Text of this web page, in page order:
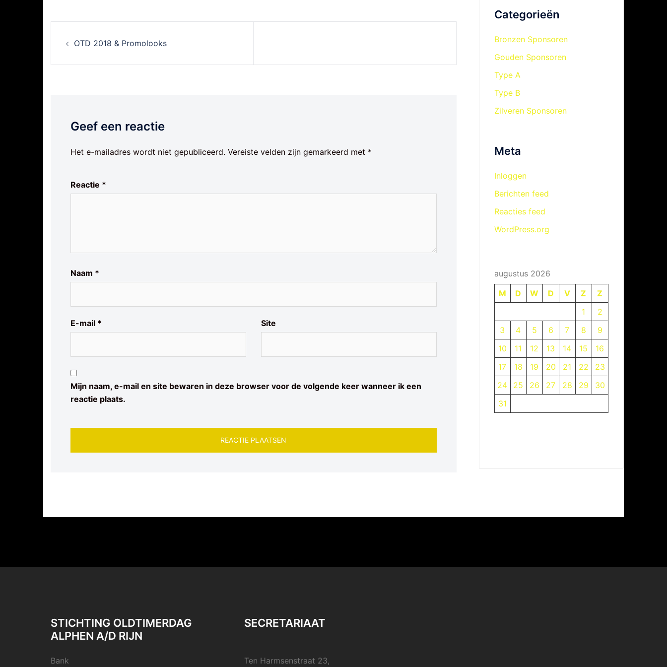
OTD 2018 & Promolooks
Geef een reactie
Het e-mailadres wordt niet gepubliceerd. Vereiste velden zijn gemarkeerd met *
Reactie *
Naam *
E-mail * Site
Mijn naam, e-mail en site bewaren in deze browser voor de volgende keer wanneer ik een
reactie plaats.
Categorieën
Bronzen Sponsoren
Gouden Sponsoren
Type A
Type B
Zilveren Sponsoren
Meta
Inloggen
Berichten feed
Reacties feed
WordPress.org
augustus 2026
M
D W D V Z
Z
1
2
3
4 5 6 7 8
9
10
11 12 13 14 15
16
17
18 19 20 21 22
23
24
25 26 27 28 29
30
31
STICHTING OLDTIMERDAG
ALPHEN A/D RIJN
Bank
SECRETARIAAT
Ten Harmsenstraat 23,